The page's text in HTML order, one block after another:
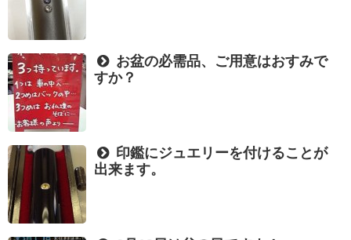
お盆の必需品、ご用意はおすみで
すか？
印鑑にジュエリーを付けることが
出来ます。